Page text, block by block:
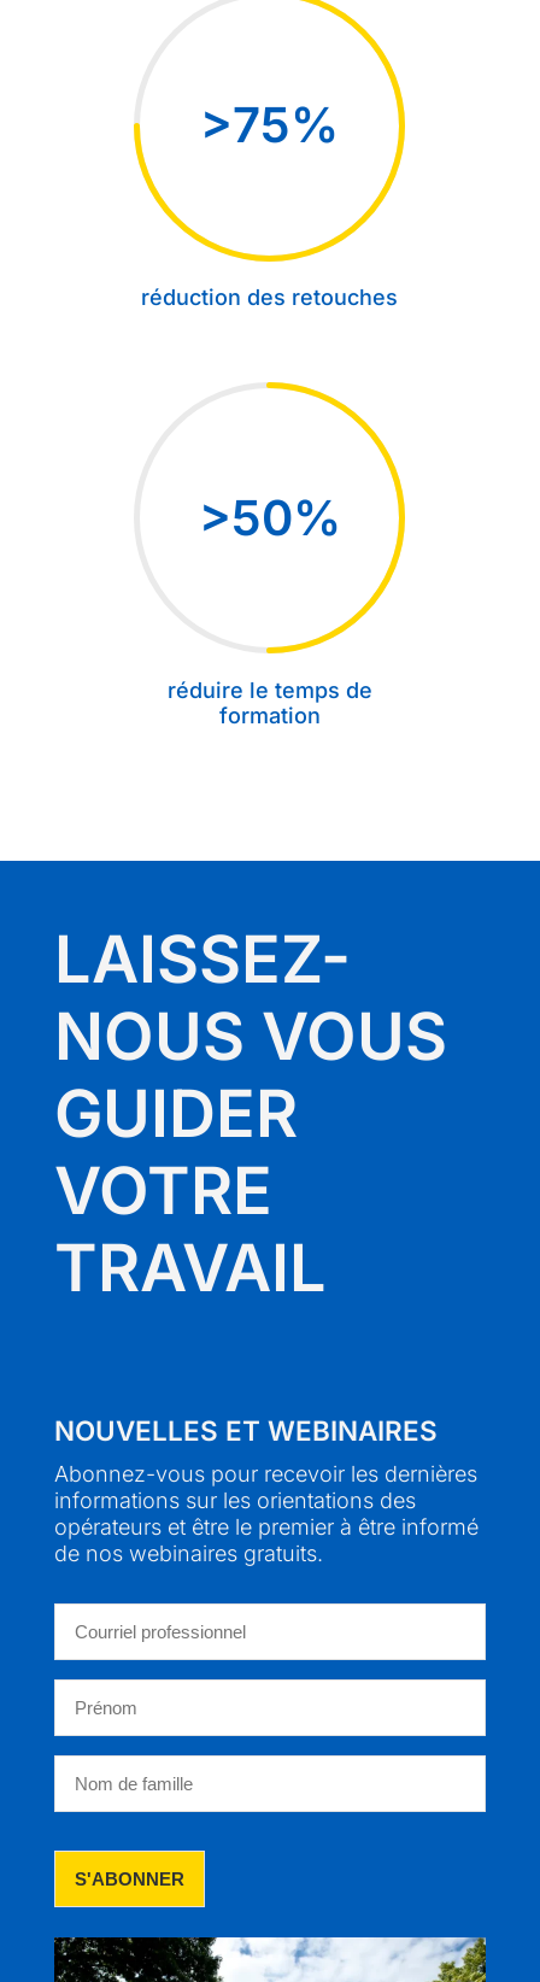
75%
réduction des retouches
50%
réduire le temps de
formation
LAISSEZ-
NOUS VOUS
GUIDER
VOTRE
TRAVAIL
NOUVELLES ET WEBINAIRES
Abonnez-vous pour recevoir les dernières
informations sur les orientations des
opérateurs et être le premier à être informé
de nos webinaires gratuits.